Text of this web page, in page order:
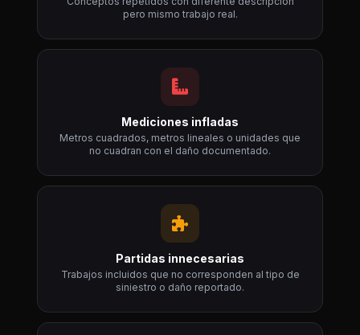
pero mismo trabajo real.
Mediciones infladas
Metros cuadrados, metros lineales o unidades que
no cuadran con el daño documentado.
Partidas innecesarias
Trabajos incluidos que no corresponden al tipo de
siniestro o daño reportado.